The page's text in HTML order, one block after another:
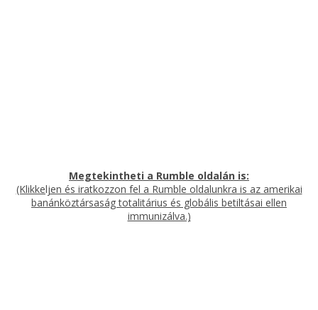
Megtekintheti a Rumble oldalán is:
(Klikkeljen és iratkozzon fel a Rumble oldalunkra is az amerikai
banánköztársaság totalitárius és globális betiltásai ellen
immunizálva.)